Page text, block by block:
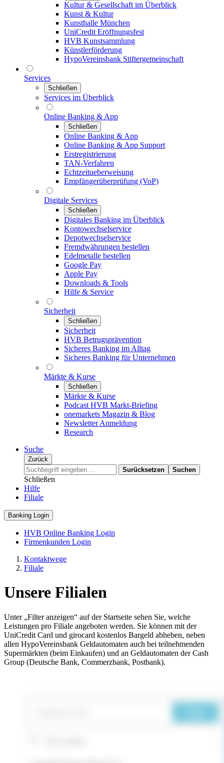
Kultur & Gesellschaft im Überblick
Kunst & Kultur
Kunsthalle München
UniCredit Eröffnungsfest
HVB Kunstsammlung
Künstlerförderung
HypoVereinsbank Stiftergemeinschaft
Services
Schließen
Services im Überblick
Online Banking & App
Schließen
Online Banking & App
Online Banking & App Support
Erstregistrierung
TAN-Verfahren
Echtzeitueberweisung
Empfängerüberprüfung (VoP)
Digitale Services
Schließen
Digitales Banking im Überblick
Kontowechselservice
Depotwechselservice
Fremdwährungen bestellen
Edelmetalle bestellen
Google Pay
Apple Pay
Downloads & Tools
Hilfe & Service
Sicherheit
Schließen
Sicherheit
HVB Betrugsprävention
Sicheres Banking im Alltag
Sicheres Banking für Unternehmen
Märkte & Kurse
Schließen
Märkte & Kurse
Podcast HVB Markt-Briefing
onemarkets Magazin & Blog
Newsletter Anmeldung
Research
Suche
Zurück
Surücksetzen
Suchen
Schließen
Hilfe
Filiale
Banking Login
HVB Online Banking Login
Firmenkunden Login
Kontaktwege
Filiale
Unsere Filialen
Unter „Filter anzeigen“ auf der Startseite sehen Sie, welche
Leistungen pro Filiale angeboten werden. Sie können mit der
UniCredit Card und girocard kostenlos Bargeld abheben, neben
allen HypoVereinsbank Geldautomaten auch bei teilnehmenden
Supermärkten (beim Einkaufen) und an Geldautomaten der Cash
Group (Deutsche Bank, Commerzbank, Postbank).